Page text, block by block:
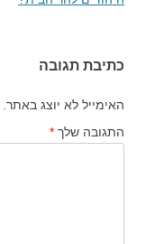
כתיבת תגובה
האימייל לא יוצג באתר.
התגובה שלך *